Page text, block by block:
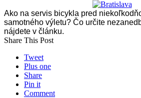
Ako na servis bicykla pred
samotného výletu? Čo určite
nájdete v článku.
Share This Post
Tweet
Plus one
Share
Pin it
Comment